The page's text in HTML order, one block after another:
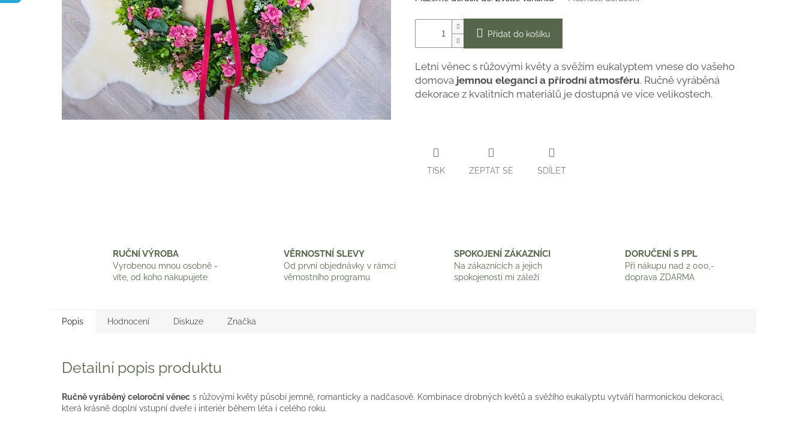
Přidat do košíku
Letní věnec s růžovými květy a svěžím eukalyptem vnese do vašeho
domova jemnou eleganci a přírodní atmosféru. Ručně vyráběná
dekorace z kvalitních materiálů je dostupná ve více velikostech.
TISK ZEPTAT SE SDÍLET
RUČNÍ VÝROBA
Vyrobenou mnou osobně -
víte, od koho nakupujete
VĚRNOSTNÍ SLEVY
Od první objednávky v rámci
věrnostního programu
SPOKOJENÍ ZÁKAZNÍCI
Na zákaznících a jejich
spokojenosti mi záleží
DORUČENÍ S PPL
Při nákupu nad 2 000,-
doprava ZDARMA
Popis Hodnocení Diskuze Značka
Detailní popis produktu
Ručně vyráběný celoroční věnec s růžovými květy působí jemně, romanticky a nadčasově. Kombinace drobných květů a svěžího eukalyptu vytváří harmonickou dekoraci,
která krásně doplní vstupní dveře i interiér během léta i celého roku.